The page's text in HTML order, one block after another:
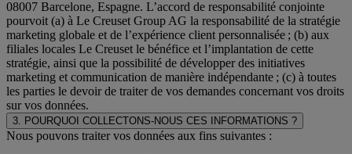
08007 Barcelone, Espagne. L’accord de responsabilité conjointe
pourvoit (a) à Le Creuset Group AG la responsabilité de la stratégie
marketing globale et de l’expérience client personnalisée ; (b) aux
filiales locales Le Creuset le bénéfice et l’implantation de cette
stratégie, ainsi que la possibilité de développer des initiatives
marketing et communication de manière indépendante ; (c) à toutes
les parties le devoir de traiter de vos demandes concernant vos droits
sur vos données.
3. POURQUOI COLLECTONS-NOUS CES INFORMATIONS ?
Nous pouvons traiter vos données aux fins suivantes :